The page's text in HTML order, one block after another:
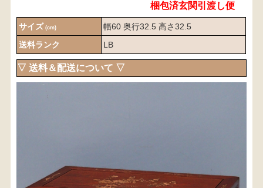
梱包済玄関引渡し便
サイズ (cm)
幅60 奥行32.5 高さ32.5
送料ランク
LB
▽ 送料＆配送について ▽
だくと、自動的に送料が加算されます。
・配送についての詳細は、こちら→